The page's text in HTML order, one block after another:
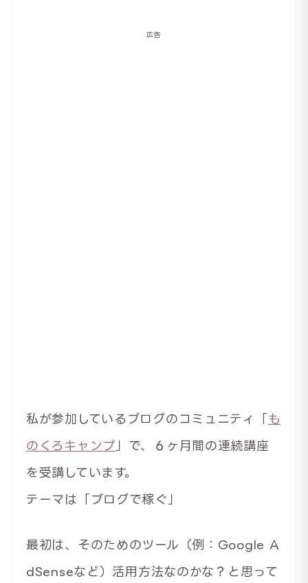
広告
私が参加しているブログのコミュニティ「 も
のくろキャンプ 」で、６ヶ月間の連続講座
を受講しています。
テーマは「ブログで稼ぐ」
最初は、そのためのツール（例：Google A
dSenseなど）活用方法なのかな？と思って